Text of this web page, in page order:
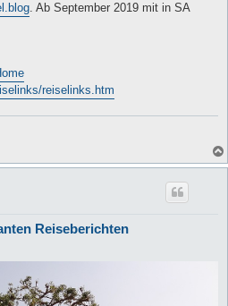
. Ab September 2019 mit in SA
reiselinks.htm
Reiseberichten